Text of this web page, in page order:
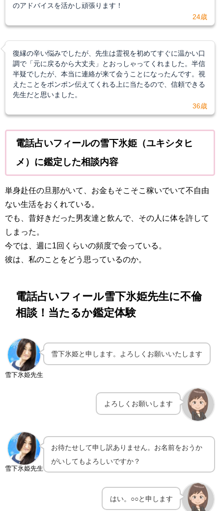
のアドバイスを活かし頑張ります！
24歳
復縁の辛い悩みでしたが、先生は霊視を初めてすぐに温かい口
調で「元に戻るから大丈夫」とおっしゃってくれました。半信
半疑でしたが、本当に連絡が来て会うことになったんです。視
えたことをポンポン伝えてくれる上に当たるので、信頼できる
先生だと思いました。
36歳
電話占いフィールの雪下氷姫（ユキシタヒ
メ）に鑑定した相談内容
単身赴任の旦那がいて、お金もそこそこ稼いでいて不自由
ない生活をおくれている。
でも、昔好きだった男友達と飲んで、その人に体を許して
しまった。
今では、週に1回くらいの頻度で会っている。
彼は、私のことをどう思っているのか。
電話占いフィール雪下氷姫先生に不倫
相談！当たるか鑑定体験
雪下氷姫先生
雪下氷姫と申します。よろしくお願いいたします
よろしくお願いします
雪下氷姫先生
お待たせして申し訳ありません。お名前をおうか
がいしてもよろしいですか？
はい。○○と申します